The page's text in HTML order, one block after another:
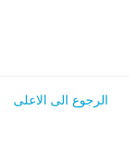
الرجوع الى الاعلى